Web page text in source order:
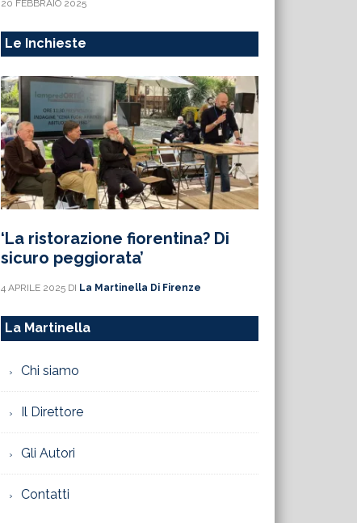
20 FEBBRAIO 2025
Le Inchieste
‘La ristorazione fiorentina? Di
sicuro peggiorata’
4 APRILE 2025 DI La Martinella Di Firenze
La Martinella
Chi siamo
Il Direttore
Gli Autori
Contatti